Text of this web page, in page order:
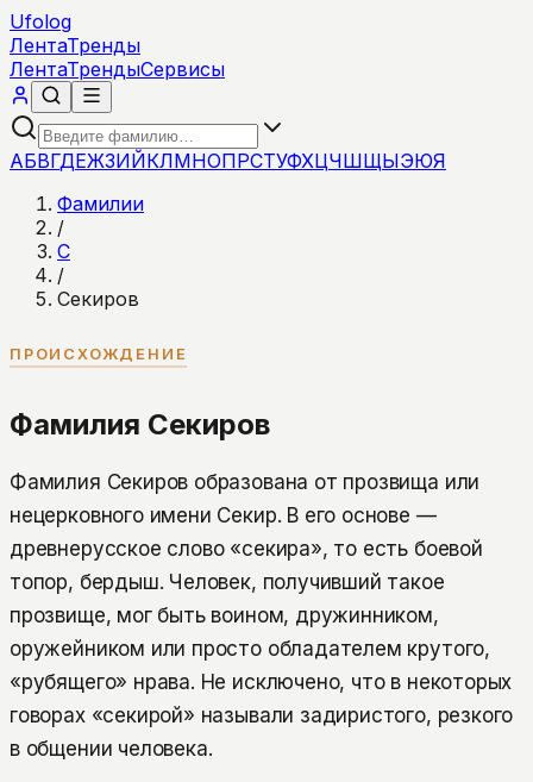
Ufolog
ЛентаТренды
ЛентаТрендыСервисы
АБВГДЕЖЗИЙКЛМНОПРСТУФХЦЧШЩЫЭЮЯ
Фамилии
/
С
/
Секиров
ПРОИСХОЖДЕНИЕ
Фамилия Секиров
Фамилия Секиров образована от прозвища или
нецерковного имени Секир. В его основе —
древнерусское слово «секира», то есть боевой
топор, бердыш. Человек, получивший такое
прозвище, мог быть воином, дружинником,
оружейником или просто обладателем крутого,
«рубящего» нрава. Не исключено, что в некоторых
говорах «секирой» называли задиристого, резкого
в общении человека.